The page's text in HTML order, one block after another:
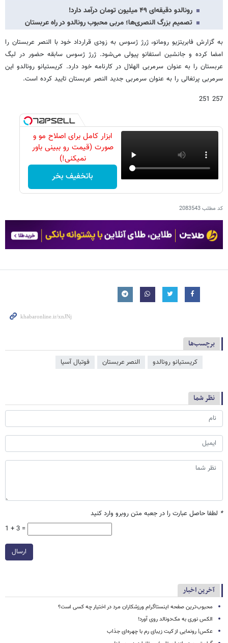
رونالدو دقیقه‌ای ۴۹ میلیون تومان درآمد دارد!
تصمیم بزرگ النصری‌ها؛ مربی محبوب رونالدو در راه عربستان
به گزارش فابریتزیو رومانو، ژرژ ژسوس به زودی قرارداد خود با النصر عربستان را
امضا کرده و جانشین استفانو پیولی می‌شود. ژرژ ژسوس سابقه حضور در لیگ
عربستان را به عنوان سرمربی الهلال در کارنامه خود دارد. کریستیانو رونالدو این
سرمربی پرتغالی را به عنوان سرمربی جدید النصر عربستان تایید کرده است.
257 251
ابزار کامل برای اصلاح مو و
صورت (قیمت رو ببینی باور
نمیکنی!)
باتخفیف بخر
کد مطلب2083543
برچسب‌ها
کریستیانو رونالدو النصر عربستان فوتبال آسیا
نظر شما
* لطفا حاصل عبارت را در جعبه متن روبرو وارد کنید
1 + 3 =
ارسال
آخرین اخبار
محبوب‌ترین صفحه اینستاگرام ورزشکاران مرد در اختیار چه کسی است؟
الکس نوری به مک‌دونالد روی آورد!
عکس| رونمایی از کیت زیبای رم با چهره‌ای جذاب